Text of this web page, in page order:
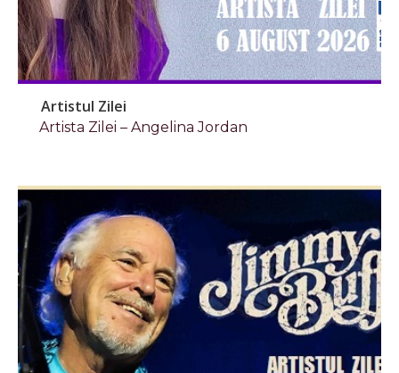
Artistul Zilei
Artista Zilei – Angelina Jordan